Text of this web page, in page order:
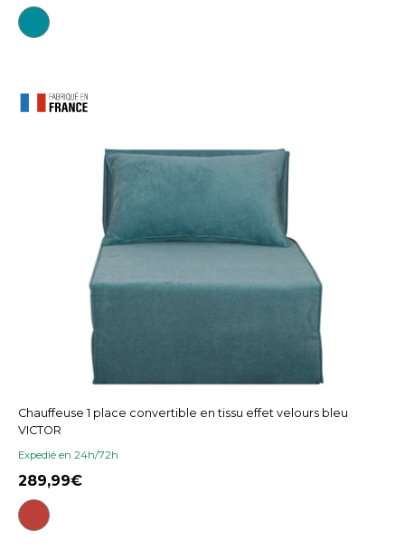
Chauffeuse 1 place convertible en tissu effet velours bleu
VICTOR
Expedié en 24h/72h
289,99